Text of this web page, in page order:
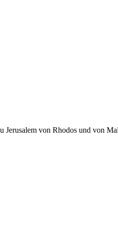
von Rhodos und von